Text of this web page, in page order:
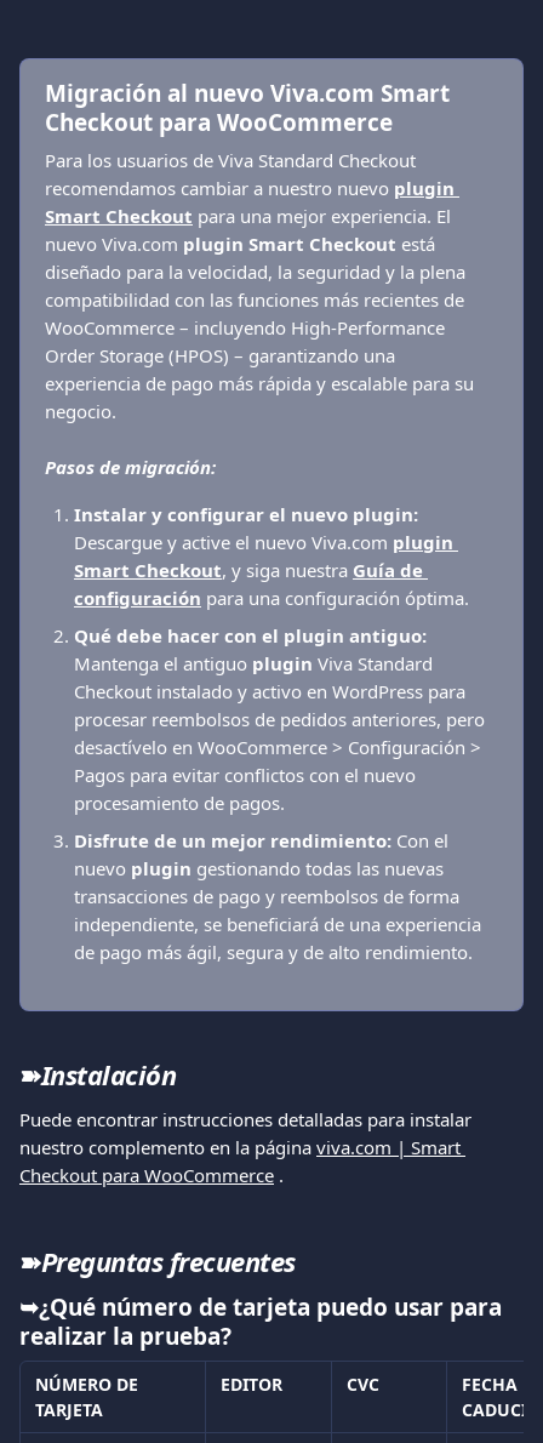
Migración al nuevo Viva.com Smart
Checkout para WooCommerce
Para los usuarios de Viva Standard Checkout
recomendamos cambiar a nuestro nuevo plugin
Smart Checkout para una mejor experiencia. El
nuevo Viva.com plugin Smart Checkout está
diseñado para la velocidad, la seguridad y la plena
compatibilidad con las funciones más recientes de
WooCommerce – incluyendo High-Performance
Order Storage (HPOS) – garantizando una
experiencia de pago más rápida y escalable para su
negocio.
Pasos de migración:
Instalar y configurar el nuevo plugin:
Descargue y active el nuevo Viva.com plugin
Smart Checkout, y siga nuestra Guía de
configuración para una configuración óptima.
Qué debe hacer con el plugin antiguo:
Mantenga el antiguo plugin Viva Standard
Checkout instalado y activo en WordPress para
procesar reembolsos de pedidos anteriores, pero
desactívelo en WooCommerce > Configuración >
Pagos para evitar conflictos con el nuevo
procesamiento de pagos.
Disfrute de un mejor rendimiento: Con el
nuevo plugin gestionando todas las nuevas
transacciones de pago y reembolsos de forma
independiente, se beneficiará de una experiencia
de pago más ágil, segura y de alto rendimiento.
➽Instalación
Puede encontrar instrucciones detalladas para instalar
nuestro complemento en la página viva.com | Smart
Checkout para WooCommerce .
➽Preguntas frecuentes
➥¿Qué número de tarjeta puedo usar para
realizar la prueba?
NÚMERO DE
TARJETA
EDITOR CVC
FECHA